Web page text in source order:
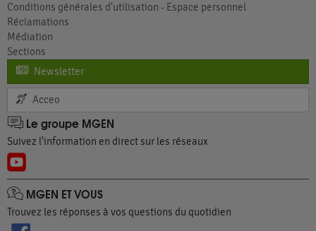
Conditions générales d'utilisation - Espace personnel
Réclamations
Médiation
Sections
Newsletter
Acceo
Le groupe MGEN
Suivez l'information en direct sur les réseaux
MGEN ET VOUS
Trouvez les réponses à vos questions du quotidien